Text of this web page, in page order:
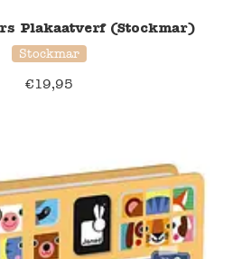
Plakaatverf (Stockmar)
Stockmar
€19,95